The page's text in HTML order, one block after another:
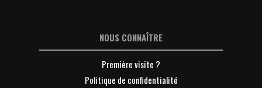
NOUS CONNAÎTRE
Première visite ?
Politique de confidentialité